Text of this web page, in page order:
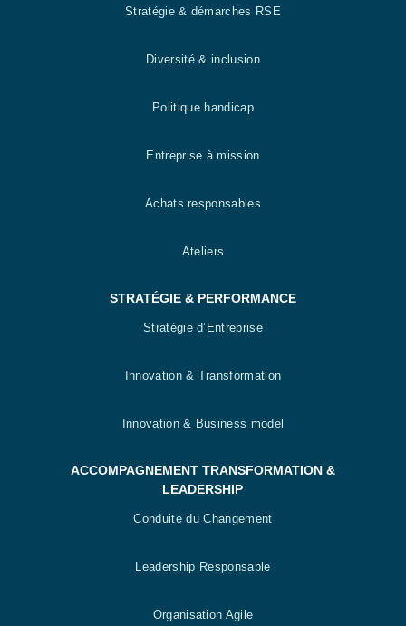
Stratégie & démarches RSE
Diversité & inclusion
Politique handicap
Entreprise à mission
Achats responsables
Ateliers
STRATÉGIE & PERFORMANCE
Stratégie d’Entreprise
Innovation & Transformation
Innovation & Business model
ACCOMPAGNEMENT TRANSFORMATION &
LEADERSHIP
Conduite du Changement
Leadership Responsable
Organisation Agile